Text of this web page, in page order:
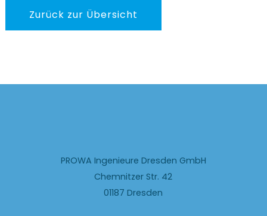
Zurück zur Übersicht
PROWA Ingenieure Dresden GmbH
Chemnitzer Str. 42
01187 Dresden